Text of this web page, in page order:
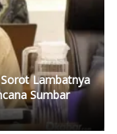
Lambatnya
Sumbar